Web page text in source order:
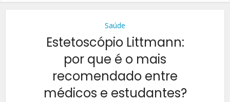
Saúde
Estetoscópio Littmann:
por que é o mais
recomendado entre
médicos e estudantes?